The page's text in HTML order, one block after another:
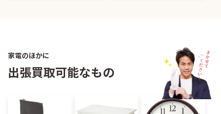
家電のほかに
出張買取可能なもの